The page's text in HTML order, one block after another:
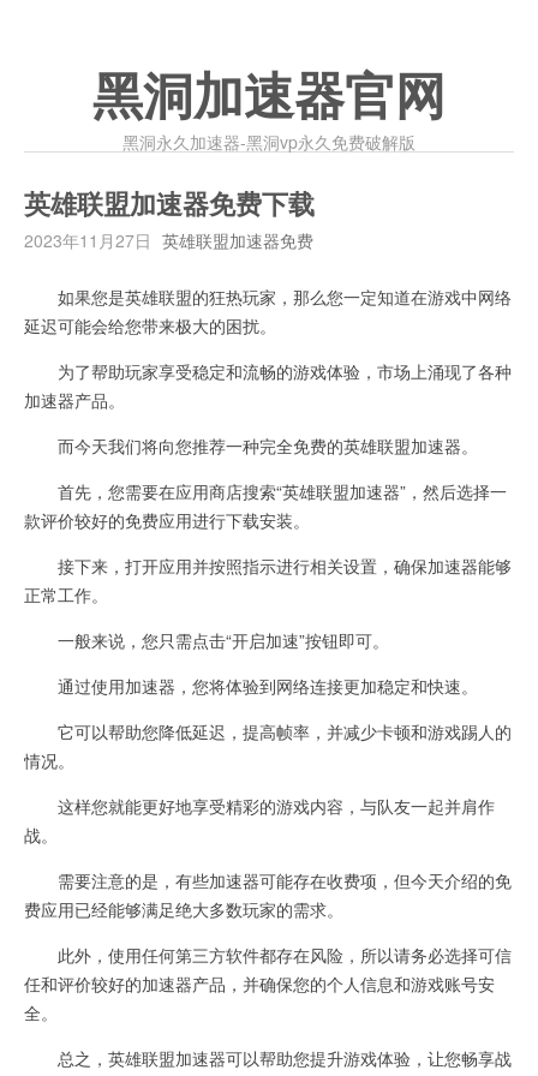
黑洞加速器官网
黑洞永久加速器-黑洞vp永久免费破解版
英雄联盟加速器免费下载
2023年11月27日 英雄联盟加速器免费
如果您是英雄联盟的狂热玩家，那么您一定知道在游戏中网络
延迟可能会给您带来极大的困扰。
为了帮助玩家享受稳定和流畅的游戏体验，市场上涌现了各种
加速器产品。
而今天我们将向您推荐一种完全免费的英雄联盟加速器。
首先，您需要在应用商店搜索“英雄联盟加速器”，然后选择一
款评价较好的免费应用进行下载安装。
接下来，打开应用并按照指示进行相关设置，确保加速器能够
正常工作。
一般来说，您只需点击“开启加速”按钮即可。
通过使用加速器，您将体验到网络连接更加稳定和快速。
它可以帮助您降低延迟，提高帧率，并减少卡顿和游戏踢人的
情况。
这样您就能更好地享受精彩的游戏内容，与队友一起并肩作
战。
需要注意的是，有些加速器可能存在收费项，但今天介绍的免
费应用已经能够满足绝大多数玩家的需求。
此外，使用任何第三方软件都存在风险，所以请务必选择可信
任和评价较好的加速器产品，并确保您的个人信息和游戏账号安
全。
总之，英雄联盟加速器可以帮助您提升游戏体验，让您畅享战